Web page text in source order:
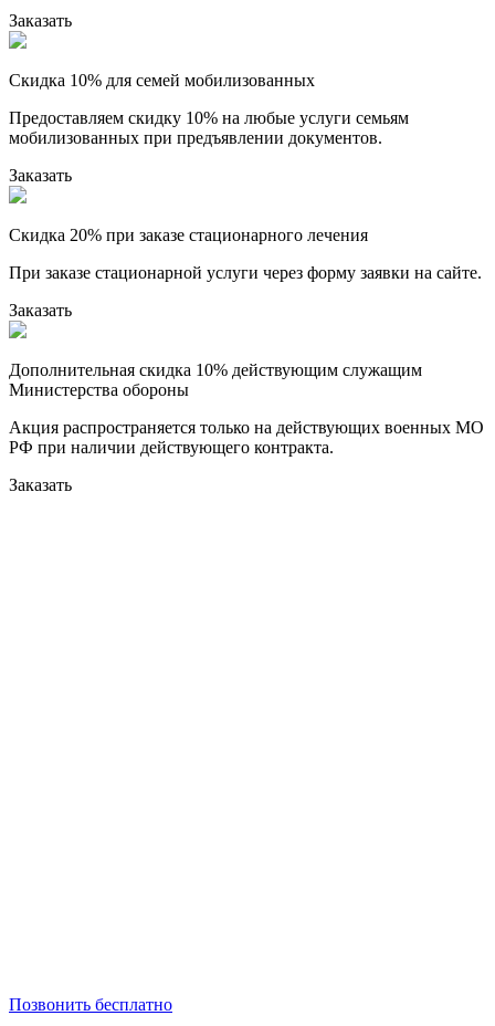
Заказать
Скидка 10% для семей мобилизованных
Предоставляем скидку 10% на любые услуги семьям
мобилизованных при предъявлении документов.
Заказать
Скидка 20% при заказе стационарного лечения
При заказе стационарной услуги через форму заявки на сайте.
Заказать
Дополнительная скидка 10% действующим служащим
Министерства обороны
Акция распространяется только на действующих военных МО
РФ при наличии действующего контракта.
Заказать
Позвонить бесплатно